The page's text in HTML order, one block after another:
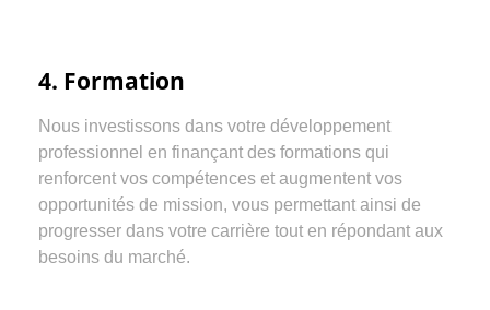
4. Formation
Nous investissons dans votre développement
professionnel en finançant des formations qui
renforcent vos compétences et augmentent vos
opportunités de mission, vous permettant ainsi de
progresser dans votre carrière tout en répondant aux
besoins du marché.